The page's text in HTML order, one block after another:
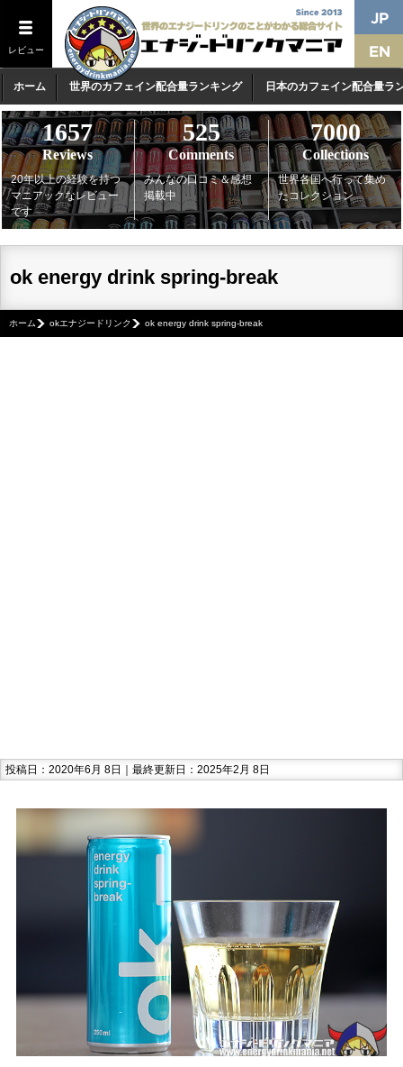
レビュー
ホーム 世界のカフェイン配合量ランキング 日本のカフェイン配合量ラ
1657
Reviews
20年以上の経験を持つ
マニアックなレビュー
です
525
Comments
みんなの口コミ＆感想
掲載中
7000
Collections
世界各国へ行って集め
たコレクション
ok energy drink spring-break
ホーム okエナジードリンク ok energy drink spring-break
投稿日：2020年6月 8日｜最終更新日：2025年2月 8日